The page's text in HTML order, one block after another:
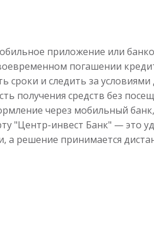
приложение или
погашении
сроки и следить за
средств без
через мобильный
"Центр-инвест Банк" — это
решение принимается